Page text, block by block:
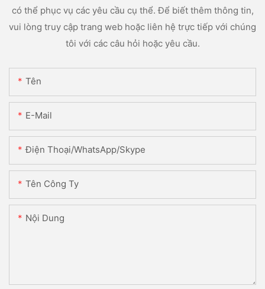
có thể phục vụ các yêu cầu cụ thể. Để biết thêm thông tin,
vui lòng truy cập trang web hoặc liên hệ trực tiếp với chúng
tôi với các câu hỏi hoặc yêu cầu.
Tên
E-Mail
Điện Thoại/WhatsApp/Skype
Tên Công Ty
Nội Dung